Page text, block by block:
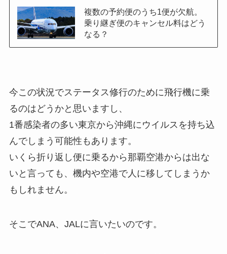
複数の予約便のうち1便が欠航。
乗り継ぎ便のキャンセル料はどう
なる？
今この状況でステータス修行のために飛行機に乗
るのはどうかと思いますし、
1番感染者の多い東京から沖縄にウイルスを持ち込
んでしまう可能性もあります。
いくら折り返し便に乗るから那覇空港からは出な
いと言っても、機内や空港で人に移してしまうか
もしれません。
そこでANA、JALに言いたいのです。